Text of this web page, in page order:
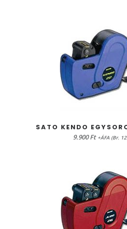
KOSÁRBA
SATO KENDO
9.900Ft +ÁFA (Br.